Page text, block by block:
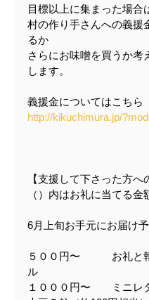
目標以上に集まった場合
村の作り手さんへの義援
るか
さらにお味噌を買うか考
します。
義援金についてはこちら
http://kikuchimura.jp/
【支援して下さった方
（）内はお礼に当てる金
6月上旬お手元にお届け予
５００円〜　　　お礼と
ル
１０００円〜　　ミニレ